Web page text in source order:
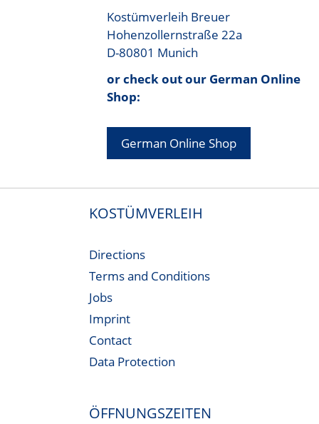
Kostümverleih Breuer
Hohenzollernstraße 22a
D-80801 Munich
or check out our German Online
Shop:
German Online Shop
KOSTÜMVERLEIH
Directions
Terms and Conditions
Jobs
Imprint
Contact
Data Protection
ÖFFNUNGSZEITEN